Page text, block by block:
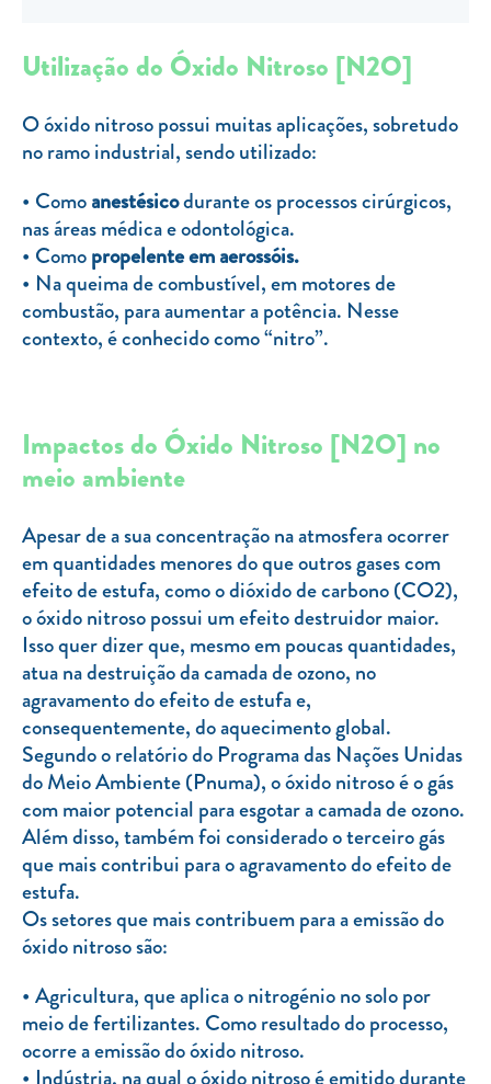
Livro de reclamações
Clientes com necessidades especiais
Clientes prioritários
Resolução alternativa de litígios
Utilização do Óxido Nitroso [N2O]
O óxido nitroso possui muitas aplicações, sobretudo
no ramo industrial, sendo utilizado:
Comoanestésicodurante os processos cirúrgicos,
nas áreas médica e odontológica.
Comopropelente em aerossóis.
Na queima de combustível, em motores de
combustão, para aumentar a potência. Nesse
contexto, é conhecido como “nitro”.
Impactos do Óxido Nitroso [N2O] no
meio ambiente
Apesar de a sua concentração na atmosfera ocorrer
em quantidades menores do que outros gases com
efeito de estufa, como o dióxido de carbono (CO2),
o óxido nitroso possui um efeito destruidor maior.
Isso quer dizer que, mesmo em poucas quantidades,
atua na destruição da camada de ozono, no
agravamento do efeito de estufa e,
consequentemente, do aquecimento global.
Segundo o relatório do Programa das Nações Unidas
do Meio Ambiente (Pnuma), o óxido nitroso é o gás
com maior potencial para esgotar a camada de ozono.
Além disso, também foi considerado o terceiro gás
que mais contribui para o agravamento do efeito de
estufa.
Os setores que mais contribuem para a emissão do
óxido nitroso são:
Agricultura, que aplica o nitrogénio no solo por
meio de fertilizantes. Como resultado do processo,
ocorre a emissão do óxido nitroso.
Indústria, na qual o óxido nitroso é emitido durante